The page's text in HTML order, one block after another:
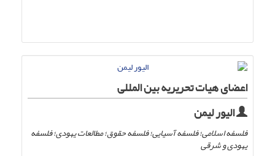
اعضای هیات تحریریه بین المللی
الیور لیمن
فلسفه اسلامی؛ فلسفه آسیایی؛ فلسفه حقوق؛ مطالعات یهودی؛ فلسفه
یهودی و شرقی